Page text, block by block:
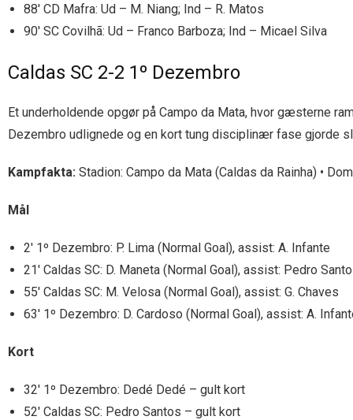
88′ CD Mafra: Ud – M. Niang; Ind – R. Matos
90′ SC Covilhã: Ud – Franco Barboza; Ind – Micael Silva
Caldas SC 2-2 1º Dezembro
Et underholdende opgør på Campo da Mata, hvor gæsterne
Dezembro udlignede og en kort tung disciplinær fase gjorde
Kampfakta: Stadion: Campo da Mata (Caldas da Rainha) •
Mål
2′ 1º Dezembro: P. Lima (Normal Goal), assist: A. Infante
21′ Caldas SC: D. Maneta (Normal Goal), assist: Pedro
55′ Caldas SC: M. Velosa (Normal Goal), assist: G. Chaves
63′ 1º Dezembro: D. Cardoso (Normal Goal), assist: A.
Kort
32′ 1º Dezembro: Dedé Dedé – gult kort
52′ Caldas SC: Pedro Santos – gult kort